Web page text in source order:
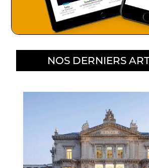
NOS DERNIERS